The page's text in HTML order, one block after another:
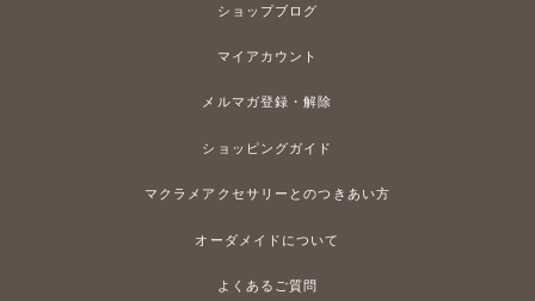
ショップブログ
マイアカウント
メルマガ登録・解除
ショッピングガイド
マクラメアクセサリーとのつきあい方
オーダメイドについて
よくあるご質問